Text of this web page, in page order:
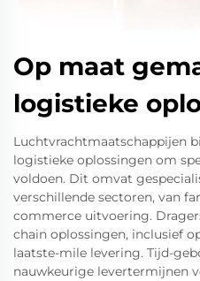
Op maat
logistieke
Luchtvrachtmaatschappijen
logistieke oplossingen om
voldoen. Dit omvat
verschillende sectoren, van
commerce uitvoering.
chain oplossingen, inclusief
laatste-mile levering. Tijd-
nauwkeurige levertermijnen